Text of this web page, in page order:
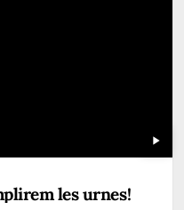
play_arrow
les urnes!